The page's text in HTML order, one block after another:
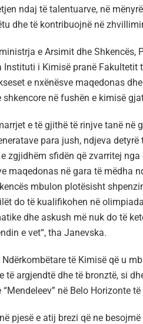
ndaj të talentuarve, në
dhe të kontribuojnë në
e Arsimit dhe Shkencës,
Instituti i Kimisë pranë Fakultetit
e nxënësve maqedonas
shkencore në fushën e kimisë
e të gjithë të rinjve tanë në
para jush, ndjeva
zgjidhëm sfidën që zvarritej
maqedonas në gara të mëdha
mbulon plotësisht
do të kualifikohen në
dhe askush më nuk do të
e vet“, tha Janevska.
të Kimisë që u
të argjendtë dhe të bronztë, si
“Mendeleev” në Belo Horizonte
pjesë e atij brezi që ne